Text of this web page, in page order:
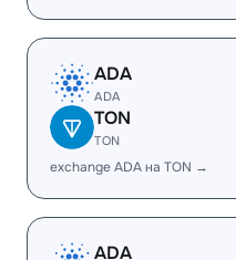
ADA
ADA
TON
TON
exchange ADA на TON →
ADA